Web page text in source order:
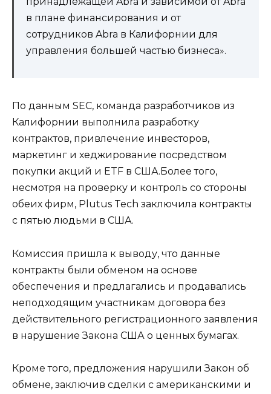
в плане финансирования и от
сотрудников Abra в Калифорнии для
управления большей частью бизнеса».
По данным SEC, команда разработчиков из
Калифорнии выполнила разработку
контрактов, привлечение инвесторов,
маркетинг и хеджирование посредством
покупки акций и ETF в США.Более того,
несмотря на проверку и контроль со стороны
обеих фирм, Plutus Tech заключила контракты
с пятью людьми в США.
Комиссия пришла к выводу, что данные
контракты были обменом на основе
обеспечения и предлагались и продавались
неподходящим участникам договора без
действительного регистрационного заявления
в нарушение Закона США о ценных бумагах.
Кроме того, предложения нарушили Закон об
обмене, заключив сделки с американскими и